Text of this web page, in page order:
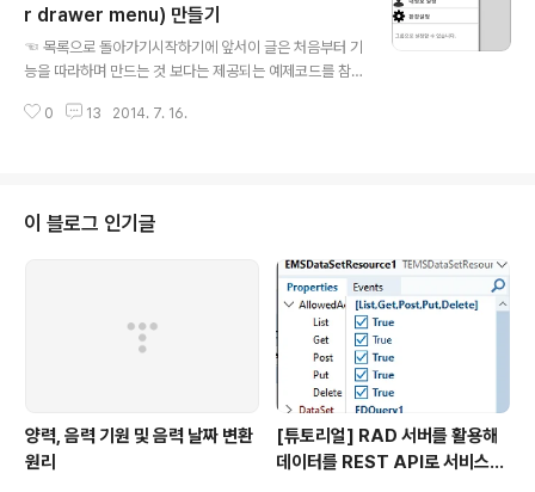
엇부터 해야 할지 막막할 수 있습니다. 그런경우 차근차근
책과 강좌를 통해 처음부터 익힐 수도 있지만, 뚝딱뚝딱 예
제를 돌려보고 만저보며 우선 만들어 본 후 모르는 부분을
찾아서 익히는 방법도 있습니다.이 글의 목적이 글에서는
모바일 앱 개발을 시도해 보며 익히시려는 분들을 위해 실
r drawer menu) 만들기
☜ 목록으로 돌아가기시작하기에 앞서이 글은 처음부터 기
능을 따라하며 만드는 것 보다는 제공되는 예제코드를 참
능을 완전히 익히신 후 새로운 프로젝트에 기능을 떼어 붙
데스크탑 어플리케이션처럼 일반화된 메뉴 형식이 정해지
지 않아 각각의 앱에서 필요한 형태로 메뉴를 구현해 사용
하는 것이 일반적입니다.이번 글은 모바일 앱에서 자주 사
용되는 사이드바 형태의 메뉴를 파이어몽키를 통해 개발하
는 예제에 대해 알아봅니다.예제에서는 아래와 같이 두가
지 형태의 사이드바 예제를 제공합니다.사이드바가 나오는
0 13 2014. 7. 16.
이 블로그 인기글
양력, 음력 기원 및 음력 날짜 변환
원리
[튜토리얼] RAD 서버를 활용해
데이터를 REST API로 서비스하